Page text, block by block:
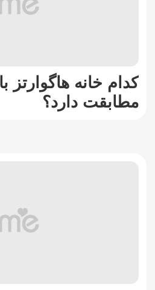
کدام خانه
مطابقت دارد؟